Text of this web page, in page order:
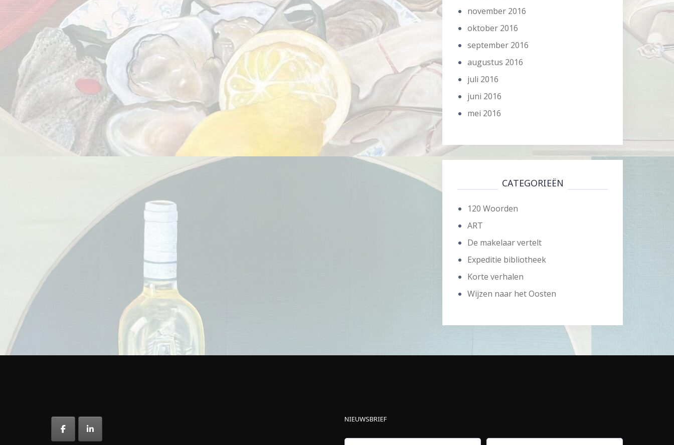
november 2016
oktober 2016
september 2016
augustus 2016
juli 2016
juni 2016
mei 2016
CATEGORIEËN
120 Woorden
ART
De makelaar vertelt
Expeditie bibliotheek
Korte verhalen
Wijzen naar het Oosten
NIEUWSBRIEF